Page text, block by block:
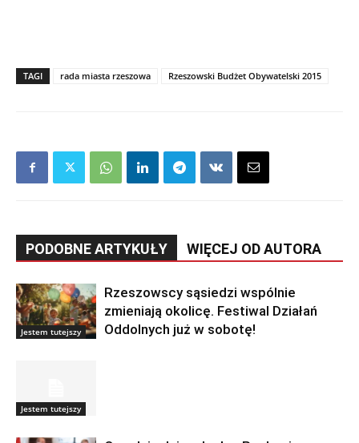
TAGI rada miasta rzeszowa Rzeszowski Budżet Obywatelski 2015
PODOBNE ARTYKUŁY WIĘCEJ OD AUTORA
Jestem tutejszy
Rzeszowscy sąsiedzi wspólnie
zmieniają okolicę. Festiwal Działań
Oddolnych już w sobotę!
Jestem tutejszy